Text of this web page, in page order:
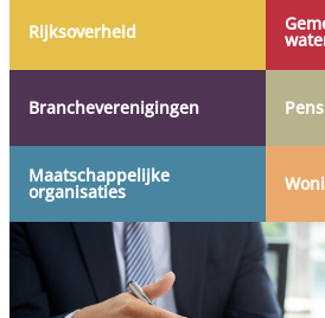
Rijksoverheid
Branche­verenigingen
Maatschappelijke
organisaties